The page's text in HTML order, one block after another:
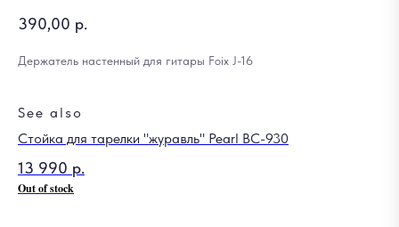
390,00 р.
Держатель настенный для гитары Foix J-16
See also
Стойка для тарелки "журавль" Pearl BC-930
13 990 р.
Out of stock